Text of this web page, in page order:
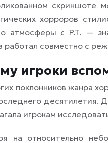
скриншоте
хорроров
атмосферы с P.T. —
работал совместно с
игроки
поклонников жанра
десятилетия.
игрокам
на относительно